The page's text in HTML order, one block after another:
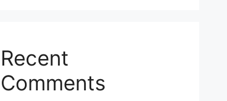
Recent
Comments